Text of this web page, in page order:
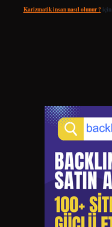
Karizmatik insan nasıl olunur ?için